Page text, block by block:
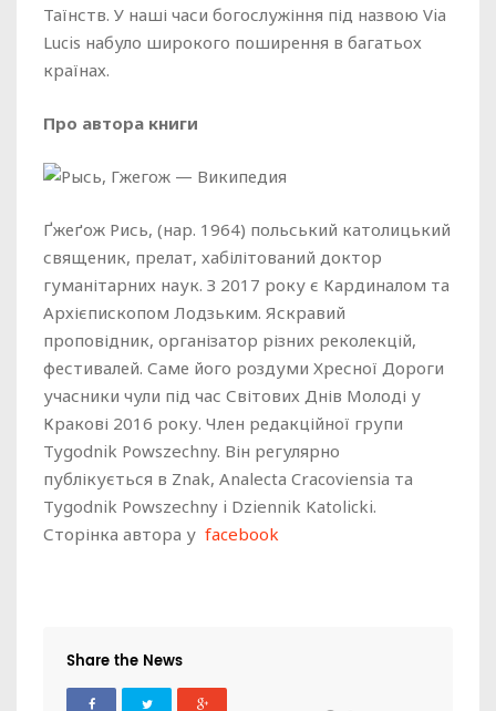
Таїнств. У наші часи богослужіння під назвою Via
Lucis набуло широкого поширення в багатьох
країнах.
Про автора книги
Ґжеґож Рись, (нар. 1964) польський католицький
священик, прелат, хабілітований доктор
гуманітарних наук. З 2017 року є Кардиналом та
Архієпископом Лодзьким. Яскравий
проповідник, організатор різних реколекцій,
фестивалей. Саме його роздуми Хресної Дороги
учасники чули під час Світових Днів Молоді у
Кракові 2016 року. Член редакційної групи
Tygodnik Powszechny. Він регулярно
публікується в Znak, Analecta Cracoviensia та
Tygodnik Powszechny i ​​​​Dziennik Katolicki.
Сторінка автора у facebook
Share the News